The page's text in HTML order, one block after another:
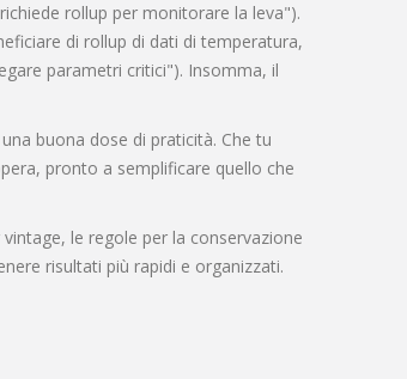
rollup per monitorare la leva").
di rollup di dati di temperatura,
parametri critici"). Insomma, il
buona dose di praticità. Che tu
pronto a semplificare quello che
le regole per la conservazione
risultati più rapidi e organizzati.